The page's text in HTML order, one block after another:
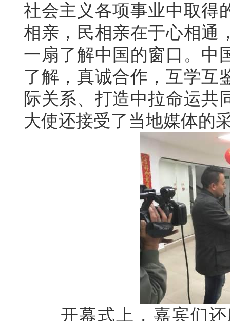
社会主义各项事业中取得
相亲，民相亲在于心相通
一扇了解中国的窗口。中
了解，真诚合作，互学互
际关系、打造中拉命运共
大使还接受了当地媒体的
开幕式上，嘉宾们还